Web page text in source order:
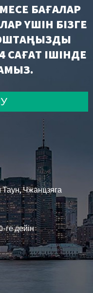
БАҒАЛАР
ҮШІН БІЗГЕ
ІШІНДЕ
Чжанцзяга
ге дейін